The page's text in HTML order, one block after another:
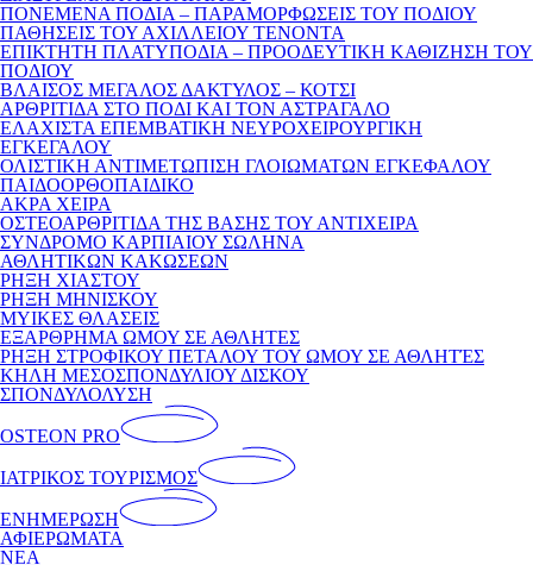
ΠΟΝΕΜΕΝΑ ΠΟΔΙΑ – ΠΑΡΑΜΟΡΦΩΣΕΙΣ ΤΟΥ ΠΟΔΙΟΥ
ΠΑΘΗΣΕΙΣ ΤΟΥ ΑΧΙΛΛΕΙΟΥ ΤΕΝΟΝΤΑ
ΕΠΙΚΤΗΤΗ ΠΛΑΤΥΠΟΔΙΑ – ΠΡΟΟΔΕΥΤΙΚΗ ΚΑΘΙΖΗΣΗ ΤΟΥ
ΠΟΔΙΟΥ
ΒΛΑΙΣΟΣ ΜΕΓΑΛΟΣ ΔΑΚΤΥΛΟΣ – ΚΟΤΣΙ
ΑΡΘΡΙΤΙΔΑ ΣΤΟ ΠΟΔΙ ΚΑΙ ΤΟΝ ΑΣΤΡΑΓΑΛΟ
ΕΛΑΧΙΣΤΑ ΕΠΕΜΒΑΤΙΚΗ ΝΕΥΡΟΧΕΙΡΟΥΡΓΙΚΗ
ΕΓΚΕΓΑΛΟΥ
ΟΛΙΣΤΙΚΗ ΑΝΤΙΜΕΤΩΠΙΣΗ ΓΛΟΙΩΜΑΤΩΝ ΕΓΚΕΦΑΛΟΥ
ΠΑΙΔΟΟΡΘΟΠΑΙΔΙΚΟ
ΑΚΡΑ ΧΕΙΡΑ
ΟΣΤΕΟΑΡΘΡΙΤΙΔΑ ΤΗΣ ΒΑΣΗΣ ΤΟΥ ΑΝΤΙΧΕΙΡΑ
ΣΥΝΔΡΟΜΟ ΚΑΡΠΙΑΙΟΥ ΣΩΛΗΝΑ
ΑΘΛΗΤΙΚΩΝ ΚΑΚΩΣΕΩΝ
ΡΗΞΗ ΧΙΑΣΤΟΥ
ΡΗΞΗ ΜΗΝΙΣΚΟΥ
ΜΥΙΚΕΣ ΘΛΑΣΕΙΣ
ΕΞΑΡΘΡΗΜΑ ΩΜΟΥ ΣΕ ΑΘΛΗΤΕΣ
ΡΗΞΗ ΣΤΡΟΦΙΚΟΥ ΠΕΤΑΛΟΥ ΤΟΥ ΩΜΟΥ ΣΕ ΑΘΛΗΤΈΣ
ΚΗΛΗ ΜΕΣΟΣΠΟΝΔΥΛΙΟΥ ΔΙΣΚΟΥ
ΣΠΟΝΔΥΛΟΛΥΣΗ
OSTEON PRO
ΙΑΤΡΙΚΟΣ ΤΟΥΡΙΣΜΟΣ
ΕΝΗΜΕΡΩΣΗ
ΑΦΙΕΡΩΜΑΤΑ
ΝΕΑ